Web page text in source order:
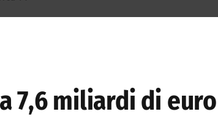
7,6 miliardi di euro